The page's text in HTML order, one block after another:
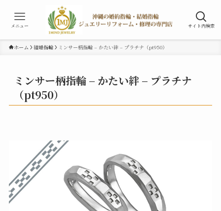
サイト内検索
メニュー
ホーム 結婚指輪 ミンサー柄指輪 – かたい絆 – プラチナ（pt950）
ミンサー柄指輪 – かたい絆 – プラチナ
（pt950）